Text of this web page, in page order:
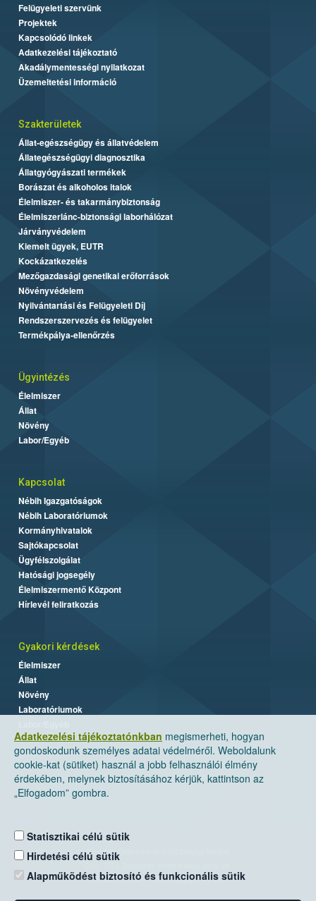
Adatkezelési tájékoztatónkban megismerheti, hogyan
gondoskodunk személyes adatai védelméről. Weboldalunk
cookie-kat (sütiket) használ a jobb felhasználói élmény
érdekében, melynek biztosításához kérjük, kattintson az
„Elfogadom” gombra.
Statisztikai célú sütik
Hirdetési célú sütik
Alapműködést biztosító és funkcionális sütik
Felügyeleti szervünk
Projektek
Kapcsolódó linkek
Adatkezelési tájékoztató
Akadálymentességi nyilatkozat
Üzemeltetési információ
Szakterületek
Állat-egészségügy és állatvédelem
Állategészségügyi diagnosztika
Állatgyógyászati termékek
Borászat és alkoholos italok
Élelmiszer- és takarmánybiztonság
Élelmiszerlánc-biztonsági laborhálózat
Járványvédelem
Kiemelt ügyek, EUTR
Kockázatkezelés
Mezőgazdasági genetikai erőforrások
Növényvédelem
Nyilvántartási és Felügyeleti Díj
Rendszerszervezés és felügyelet
Termékpálya-ellenőrzés
Ügyintézés
Élelmiszer
Állat
Növény
Labor/Egyéb
Kapcsolat
Nébih Igazgatóságok
Nébih Laboratóriumok
Kormányhivatalok
Sajtókapcsolat
Ügyfélszolgálat
Hatósági jogsegély
Élelmiszermentő Központ
Hírlevél feliratkozás
Gyakori kérdések
Élelmiszer
Állat
Növény
Laboratóriumok
Nemzeti Élelmiszerlánc-biztonsági Hivatal
Levelezési cím: 1525 Budapest. Pf. 30.